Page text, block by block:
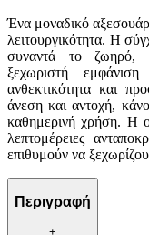
Ένα μοναδικό
λειτουργικότητα. Η
συναντά το ζωηρό,
ξεχωριστή
ανθεκτικότητα και
άνεση και αντοχή,
καθημερινή χρήση. Η
λεπτομέρειες
επιθυμούν να
Περιγραφή
+